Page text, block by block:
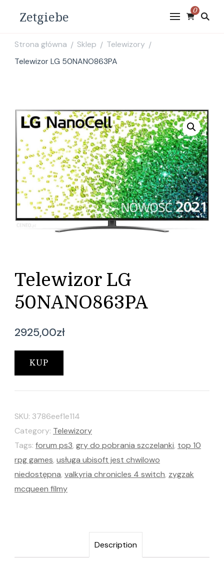
Zetgiebe 0
Strona główna / Sklep / Telewizory /
Telewizor LG 50NANO863PA
Telewizor LG
50NANO863PA
2925,00zł
KUP
SKU: 3786eef1e114
Category: Telewizory
Tags: forum ps3, gry do pobrania szczelanki, top 10
rpg games, usługa ubisoft jest chwilowo
niedostępna, valkyria chronicles 4 switch, zygzak
mcqueen filmy
Description